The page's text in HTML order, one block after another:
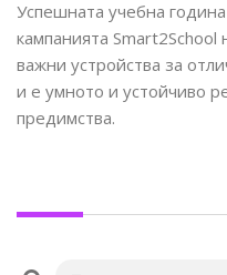
Успешната учебна
кампанията Smart2School
важни устройства за
и е умното и устойчиво
предимства.